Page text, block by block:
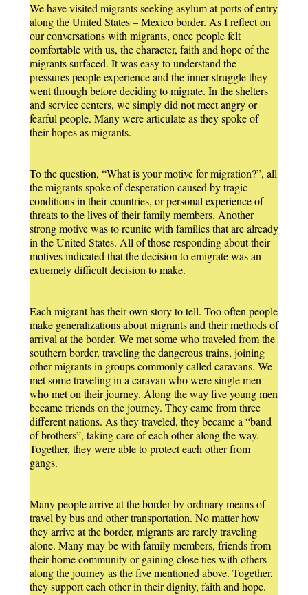
We have visited migrants seeking asylum at ports of entry
along the United States – Mexico border. As I reflect on
our conversations with migrants, once people felt
comfortable with us, the character, faith and hope of the
migrants surfaced. It was easy to understand the
pressures people experience and the inner struggle they
went through before deciding to migrate. In the shelters
and service centers, we simply did not meet angry or
fearful people. Many were articulate as they spoke of
their hopes as migrants.
To the question, “What is your motive for migration?”, all
the migrants spoke of desperation caused by tragic
conditions in their countries, or personal experience of
threats to the lives of their family members. Another
strong motive was to reunite with families that are already
in the United States. All of those responding about their
motives indicated that the decision to emigrate was an
extremely difficult decision to make.
Each migrant has their own story to tell. Too often people
make generalizations about migrants and their methods of
arrival at the border. We met some who traveled from the
southern border, traveling the dangerous trains, joining
other migrants in groups commonly called caravans. We
met some traveling in a caravan who were single men
who met on their journey. Along the way five young men
became friends on the journey. They came from three
different nations. As they traveled, they became a “band
of brothers”, taking care of each other along the way.
Together, they were able to protect each other from
gangs.
Many people arrive at the border by ordinary means of
travel by bus and other transportation. No matter how
they arrive at the border, migrants are rarely traveling
alone. Many may be with family members, friends from
their home community or gaining close ties with others
along the journey as the five mentioned above. Together,
they support each other in their dignity, faith and hope.